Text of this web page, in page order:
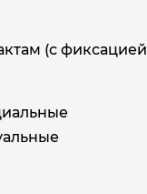
(с фиксацией